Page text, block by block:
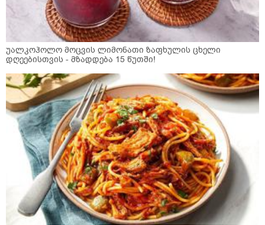
უალკოჰოლო მოცვის ლიმონათი ზაფხულის ცხელი
დღეებისთვის - მზადდება 15 წუთში!